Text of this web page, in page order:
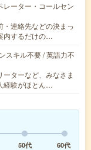
レーター・コールセン
・連絡先などの決まっ
内するだけの…
スキル不要 / 英語力不
ターなど、みなさま
経験がほとん…
50代
60代